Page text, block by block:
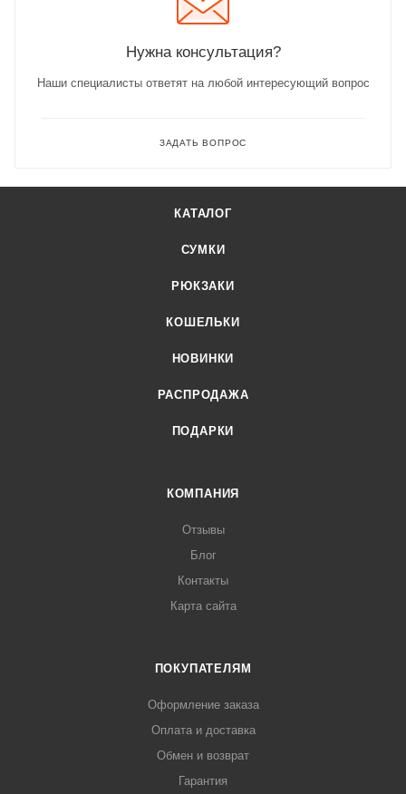
Нужна консультация?
Наши специалисты ответят на любой интересующий вопрос
ЗАДАТЬ ВОПРОС
КАТАЛОГ
СУМКИ
РЮКЗАКИ
КОШЕЛЬКИ
НОВИНКИ
РАСПРОДАЖА
ПОДАРКИ
КОМПАНИЯ
Отзывы
Блог
Контакты
Карта сайта
ПОКУПАТЕЛЯМ
Оформление заказа
Оплата и доставка
Обмен и возврат
Гарантия